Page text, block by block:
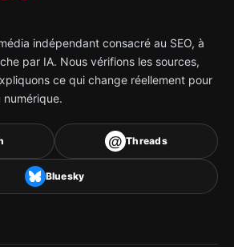
indépendant consacré au SEO, à
par IA. Nous vérifions les sources,
ce qui change réellement pour
numérique.
@ Threads
Bluesky